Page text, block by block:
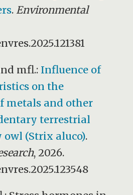
. Environmental
mfl.: Influence of
on the
metals and other
terrestrial
owl (Strix aluco).
, 2026.